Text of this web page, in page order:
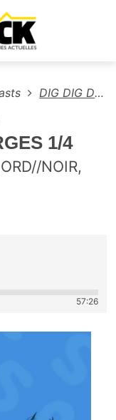
DIG DIG DIGGERS AU PRINTEMPS DE BOURGES 1/4
1/4
NOIR,
57:26